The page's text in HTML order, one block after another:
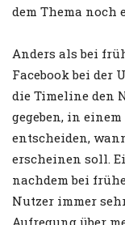
dem Thema noch
Anders als bei
Facebook bei der
die Timeline den
gegeben, in
entscheiden,
erscheinen soll.
nachdem bei
Nutzer immer